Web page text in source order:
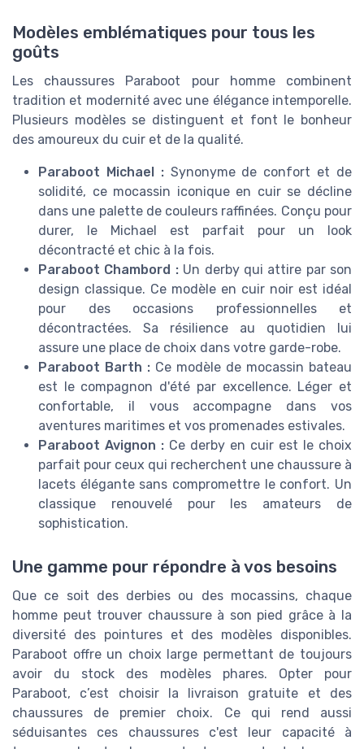
Modèles emblématiques pour tous les
goûts
Les chaussures Paraboot pour homme combinent
tradition et modernité avec une élégance intemporelle.
Plusieurs modèles se distinguent et font le bonheur
des amoureux du cuir et de la qualité.
Paraboot Michael :Synonyme de confort et de
solidité, ce mocassin iconique en cuir se décline
dans une palette de couleurs raffinées. Conçu pour
durer, le Michael est parfait pour un look
décontracté et chic à la fois.
Paraboot Chambord :Un derby qui attire par son
design classique. Ce modèle en cuir noir est idéal
pour des occasions professionnelles et
décontractées. Sa résilience au quotidien lui
assure une place de choix dans votre garde-robe.
Paraboot Barth : Ce modèle de mocassin bateau
est le compagnon d'été par excellence. Léger et
confortable, il vous accompagne dans vos
aventures maritimes et vos promenades estivales.
Paraboot Avignon : Ce derby en cuir est le choix
parfait pour ceux qui recherchent une chaussure à
lacets élégante sans compromettre le confort. Un
classique renouvelé pour les amateurs de
sophistication.
Une gamme pour répondre à vos besoins
Que ce soit des derbies ou des mocassins, chaque
homme peut trouver chaussure à son pied grâce à la
diversité des pointures et des modèles disponibles.
Paraboot offre un choix large permettant de toujours
avoir du stock des modèles phares. Opter pour
Paraboot, c’est choisir la livraison gratuite et des
chaussures de premier choix. Ce qui rend aussi
séduisantes ces chaussures c'est leur capacité à